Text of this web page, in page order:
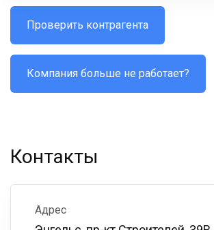
Проверить контрагента
Компания больше не работает?
Контакты
Адрес